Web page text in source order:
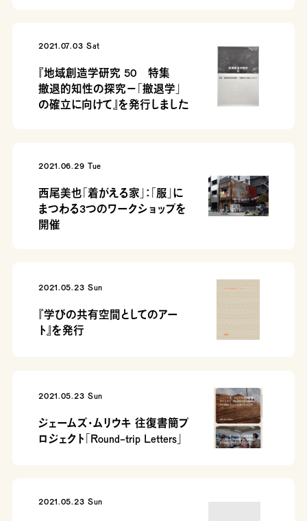
2021.07.03 Sat
『地域創造学研究 50 特集
撤退的知性の探究－「撤退学」
の確立に向けて』を発行しました
2021.06.29 Tue
西尾美也「着がえる家」：「服」に
まつわる3つのワークショップを
開催
2021.05.23 Sun
『学びの共有空間としてのアー
ト』を発行
2021.05.23 Sun
ジェームズ・ムリウキ 往復書簡プ
ロジェクト「Round-trip Letters」
2021.05.23 Sun